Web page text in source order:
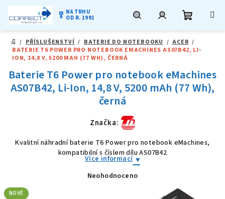
obsah
military_tech NA TRHU
OD R. 1991
DOMŮ
/ PŘÍSLUŠENSTVÍ / BATERIE DO NOTEBOOKU / ACER /
BATERIE T6 POWER PRO NOTEBOOK EMACHINES AS07B42, LI-
ION, 14,8 V, 5200 MAH (77 WH), ČERNÁ
Baterie T6 Power pro notebook eMachines
AS07B42, Li-Ion, 14,8 V, 5200 mAh (77 Wh),
černá
Značka:
Kvalitní náhradní baterie T6 Power pro notebook eMachines,
kompatibilní s číslem dílu AS07B42
Více informací
Průměrné
Neohodnoceno
NOVÉ